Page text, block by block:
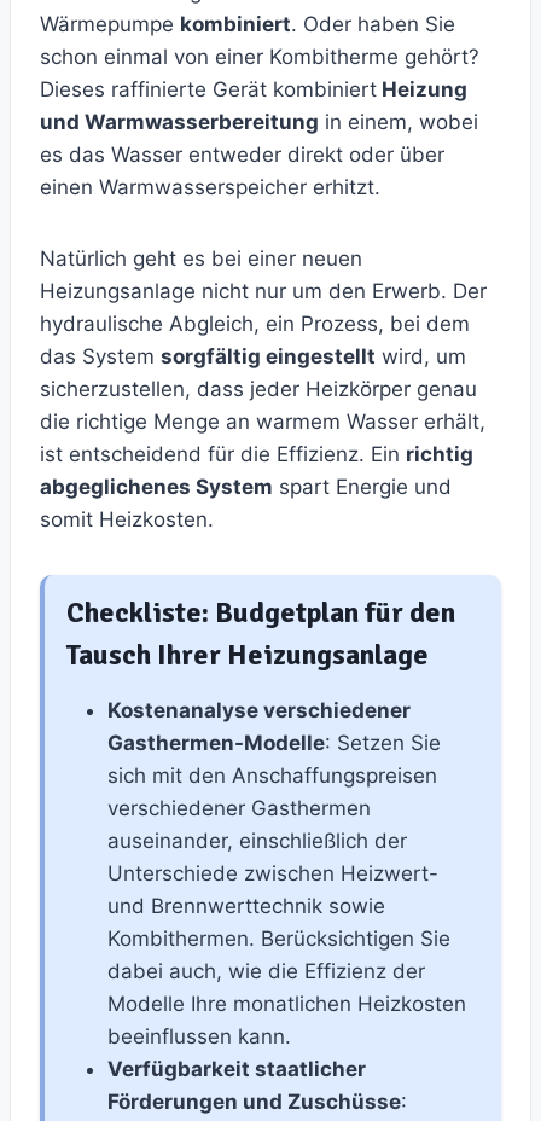
Wärmepumpe kombiniert. Oder haben Sie
schon einmal von einer Kombitherme gehört?
Dieses raffinierte Gerät kombiniert Heizung
und Warmwasserbereitung in einem, wobei
es das Wasser entweder direkt oder über
einen Warmwasserspeicher erhitzt.
Natürlich geht es bei einer neuen
Heizungsanlage nicht nur um den Erwerb. Der
hydraulische Abgleich, ein Prozess, bei dem
das System sorgfältig eingestellt wird, um
sicherzustellen, dass jeder Heizkörper genau
die richtige Menge an warmem Wasser erhält,
ist entscheidend für die Effizienz. Ein richtig
abgeglichenes System spart Energie und
somit Heizkosten.
Checkliste: Budgetplan für den
Tausch Ihrer Heizungsanlage
Kostenanalyse verschiedener
Gasthermen-Modelle: Setzen Sie
sich mit den Anschaffungspreisen
verschiedener Gasthermen
auseinander, einschließlich der
Unterschiede zwischen Heizwert-
und Brennwerttechnik sowie
Kombithermen. Berücksichtigen Sie
dabei auch, wie die Effizienz der
Modelle Ihre monatlichen Heizkosten
beeinflussen kann.
Verfügbarkeit staatlicher
Förderungen und Zuschüsse: